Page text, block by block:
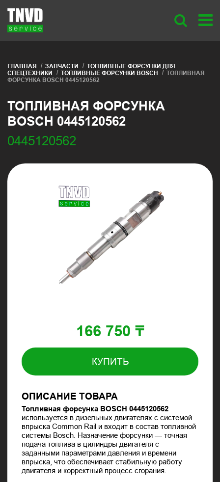
ГЛАВНАЯ ЗАПЧАСТИ
ТОПЛИВНЫЕ ФОРСУНКИ ДЛЯ
СПЕЦТЕХНИКИ
ТОПЛИВНЫЕ ФОРСУНКИ BOSCH
ТОПЛИВНАЯ
ФОРСУНКА BOSCH 0445120562
ТОПЛИВНАЯ ФОРСУНКА
BOSCH 0445120562
0445120562
166 750 ₸
КУПИТЬ
ОПИСАНИЕ ТОВАРА
Топливная форсунка BOSCH 0445120562
используется в дизельных двигателях с системой
впрыска Common Rail и входит в состав топливной
системы Bosch. Назначение форсунки — точная
подача топлива в цилиндры двигателя с
заданными параметрами давления и времени
впрыска, что обеспечивает стабильную работу
двигателя и корректный процесс сгорания.